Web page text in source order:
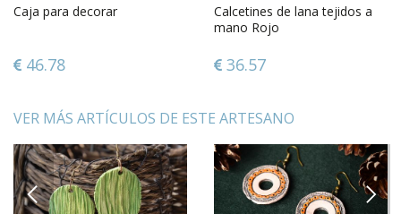
Caja para decorar
46.78
Calcetines de lana tejidos a
mano Rojo
36.57
VER MÁS ARTÍCULOS DE ESTE ARTESANO
PREVIOUS NEXT